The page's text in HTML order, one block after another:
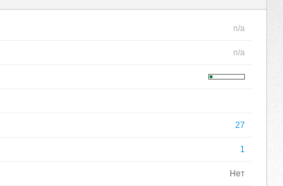
n/a
n/a
27
1
Нет